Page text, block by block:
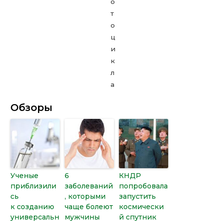
Обзоры
Ученые
приблизили
сь
к созданию
универсальн
6
заболеваний
, которыми
чаще болеют
мужчины
КНДР
попробовала
запустить
космически
й спутник